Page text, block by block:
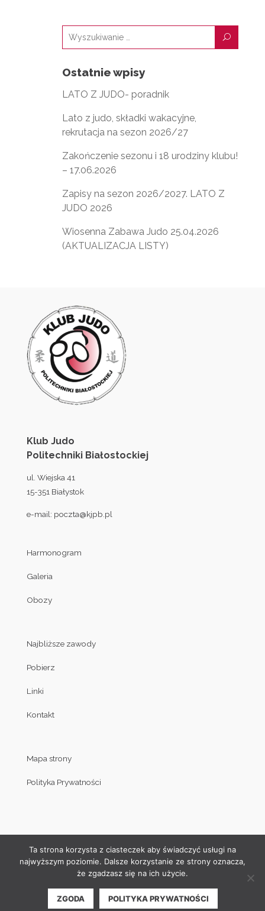
U
Ostatnie wpisy
LATO Z JUDO- poradnik
Lato z judo, składki wakacyjne,
rekrutacja na sezon 2026/27
Zakończenie sezonu i 18 urodziny klubu!
– 17.06.2026
Zapisy na sezon 2026/2027. LATO Z
JUDO 2026
Wiosenna Zabawa Judo 25.04.2026
(AKTUALIZACJA LISTY)
Klub Judo
Politechniki Białostockiej
ul. Wiejska 41
15-351 Białystok
e-mail: poczta@kjpb.pl
Harmonogram
Galeria
Obozy
Najbliższe zawody
Pobierz
Linki
Kontakt
Mapa strony
Polityka Prywatności
© Copyright by Klub Judo Politechniki Białostockiej 2008-2019
| Projekt i wykonanie strony internetowej: Akamadr
Ta strona korzysta z ciasteczek aby świadczyć usługi na
najwyższym poziomie. Dalsze korzystanie ze strony oznacza,
że zgadzasz się na ich użycie.
ZGODA POLITYKA PRYWATNOŚCI